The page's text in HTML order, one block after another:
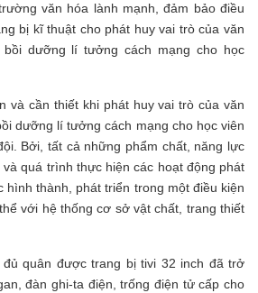
văn hóa lành mạnh, đảm bảo điều
bị kĩ thuật cho phát huy vai trò của văn
bồi dưỡng lí tưởng cách mạng cho học
và cần thiết khi phát huy vai trò của văn
dưỡng lí tưởng cách mạng cho học viên
Bởi, tất cả những phẩm chất, năng lực
quá trình thực hiện các hoạt động phát
hình thành, phát triển trong một điều kiện
với hệ thống cơ sở vật chất, trang thiết
quân được trang bị tivi 32 inch đã trở
đàn ghi-ta điện, trống điện tử cấp cho